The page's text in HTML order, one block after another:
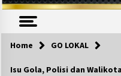
Home GO LOKAL
Isu Gola, Polisi dan